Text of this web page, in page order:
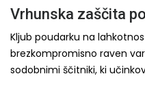
Vrhunska zaščita
Kljub poudarku na
brezkompromisno raven
sodobnimi ščitniki, ki